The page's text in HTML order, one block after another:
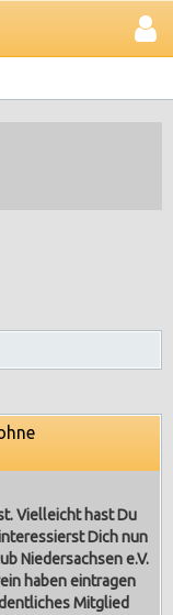
Vielleicht hast Du
Dich nun
Niedersachsen e.V.
haben eintragen
Mitglied